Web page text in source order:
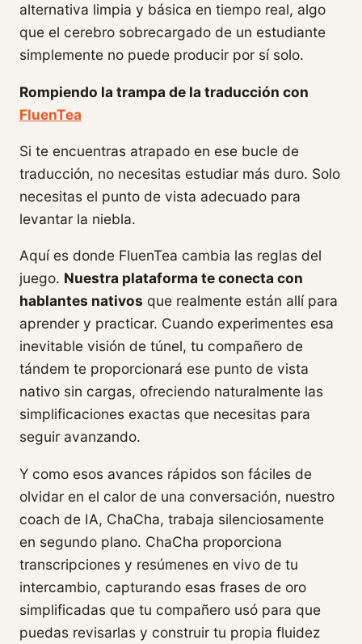
alternativa limpia y básica en tiempo real, algo
que el cerebro sobrecargado de un estudiante
simplemente no puede producir por sí solo.
Rompiendo la trampa de la traducción con
FluenTea
Si te encuentras atrapado en ese bucle de
traducción, no necesitas estudiar más duro. Solo
necesitas el punto de vista adecuado para
levantar la niebla.
Aquí es donde FluenTea cambia las reglas del
juego. Nuestra plataforma te conecta con
hablantes nativos que realmente están allí para
aprender y practicar. Cuando experimentes esa
inevitable visión de túnel, tu compañero de
tándem te proporcionará ese punto de vista
nativo sin cargas, ofreciendo naturalmente las
simplificaciones exactas que necesitas para
seguir avanzando.
Y como esos avances rápidos son fáciles de
olvidar en el calor de una conversación, nuestro
coach de IA, ChaCha, trabaja silenciosamente
en segundo plano. ChaCha proporciona
transcripciones y resúmenes en vivo de tu
intercambio, capturando esas frases de oro
simplificadas que tu compañero usó para que
puedas revisarlas y construir tu propia fluidez